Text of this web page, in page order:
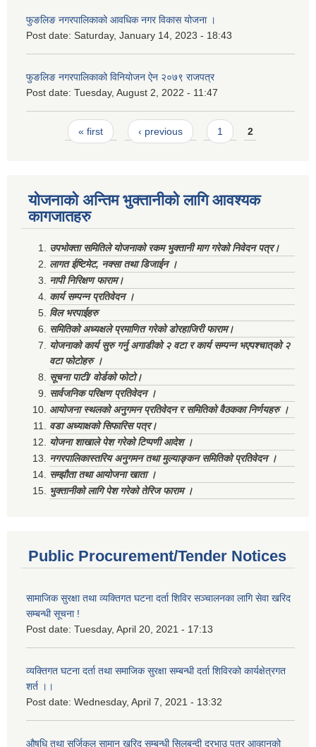
फुङलिङ नगरपालिकाको आवधिक नगर विकास योजना ।
Post date: Saturday, January 14, 2023 - 18:43
फुङलिङ नगरपालिकाको विनियोजन ऐन २०७९ राजपत्र
Post date: Tuesday, August 2, 2022 - 11:47
Pages« first ‹ previous 1 2
योजनाको अन्तिम भुक्तानीको लागि आवश्यक
कागजातहरु
उपभोक्ता समितिले योजनाको रकम भुक्तानी माग गरेको निवेदन पत्र।
लागत ईष्टिमेट, नक्सा तथा डिजाईन ।
नापी निरिक्षण फाराम।
कार्य सम्पन्न प्रतिवेदन ।
विल भरपाईहरु
समितिको अध्यक्षले प्रमाणित गरेको डोरहाजिरी फाराम।
योजनाको कार्य सुरु गर्नु अगाडीको २ वटा र कार्य सम्पन्न भएपश्चात्‌को २
वटा फोटोहरु ।
सूचना पाटी/ वोर्डको फोटो।
सार्वजनिक परिक्षण प्रतिवेदन ।
आयोजना स्थलको अनुगमन प्रतिवेदन र समितिको वैठकका निर्णयहरु ।
वडा अध्याक्षको सिफारिस पत्र।
योजना शाखाले पेश गरेको टिप्पणी आदेश ।
नगरपालिकास्तरिय अनुगमन तथा मुल्याङ्कन समितिको प्रतिवेदन ।
सम्झौता तथा आयोजना खाता ।
भुक्तानीको लागि पेश गरेको तेरिज फाराम ।
Public Procurement/Tender Notices
सामाजिक सुरक्षा तथा व्यक्तिगत घटना दर्ता शिविर सञ्चालनका लागि सेवा खरिद
सम्बन्धी सूचना !
Post date: Tuesday, April 20, 2021 - 17:13
व्यक्तिगत घटना दर्ता तथा समाजिक सुरक्षा सम्बन्धी दर्ता शिविरको कार्यक्षेत्रगत
शर्त ।।
Post date: Wednesday, April 7, 2021 - 13:32
औषधि तथा सर्जिकल सामान खरिद सम्बन्धी सिलबन्दी दरभाउ पत्र आव्हानको